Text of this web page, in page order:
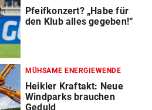
Pfeifkonzert? „Habe für
den Klub alles gegeben!“
MÜHSAME ENERGIEWENDE
Heikler Kraftakt: Neue
Windparks brauchen
Geduld